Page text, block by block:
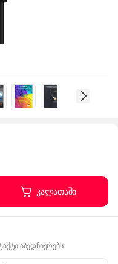
კალათაში
აბედნიერებს!